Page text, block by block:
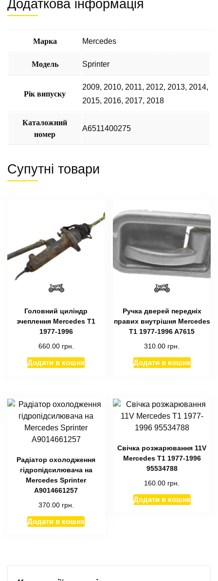
Додаткова інформація
Марка Mercedes
Модель Sprinter
Рік випуску
2009, 2010, 2011, 2012, 2013, 2014,
2015, 2016, 2017, 2018
Каталожний
номер
А6511400275
Супутні товари
Головний циліндр
зчеплення Mercedes T1
1977-1996
660.00 грн.
Додати в кошик
Ручка дверей передніх
правих внутрішня Mercedes
T1 1977-1996 A7615
310.00 грн.
Додати в кошик
Радіатор охолодження
гідропідсилювача на
Mercedes Sprinter
A9014661257
370.00 грн.
Додати в кошик
Cвічка розжарювання 11V
Mercedes T1 1977-1996
95534788
160.00 грн.
Додати в кошик